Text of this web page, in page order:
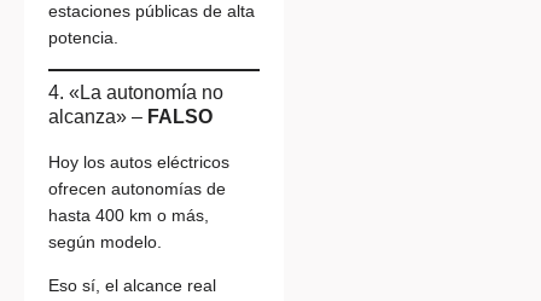
estaciones públicas de alta
potencia.
4. «La autonomía no
alcanza» – FALSO
Hoy los autos eléctricos
ofrecen autonomías de
hasta 400 km o más,
según modelo.
Eso sí, el alcance real